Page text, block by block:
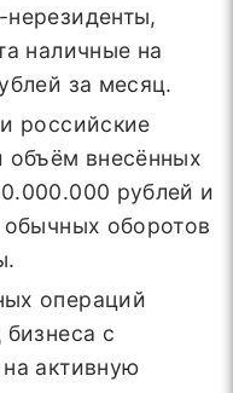
наличные на
за месяц.
российские
внесённых
рублей и
обычных оборотов
операций
бизнеса с
активную